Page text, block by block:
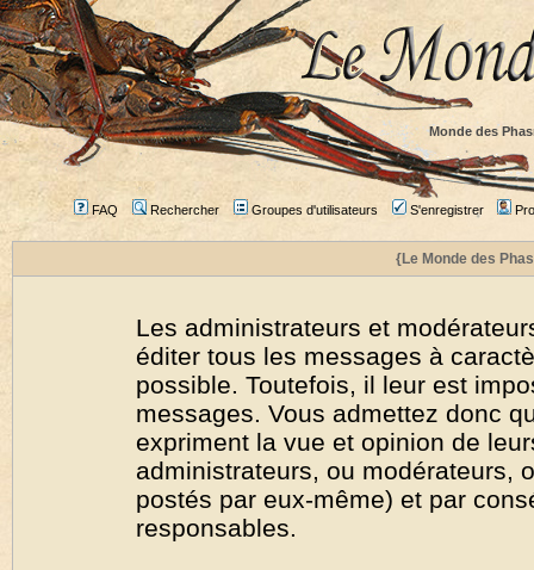
Monde des
FAQ Rechercher Groupes d'utilisateurs S'enregistrer
{Le Monde des
Les administrateurs et
éditer tous les messages à
possible. Toutefois, il leur est
messages. Vous admettez donc
expriment la vue et opinion de
administrateurs, ou modérateurs,
postés par eux-même) et par
responsables.